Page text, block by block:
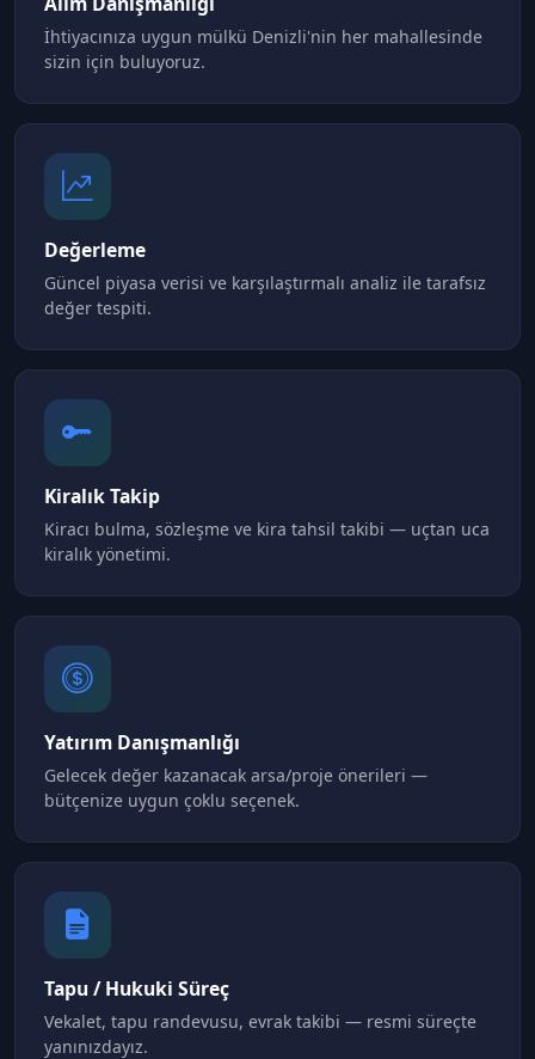
İhtiyacınıza uygun mülkü Denizli'nin her mahallesinde
sizin için buluyoruz.
Değerleme
Güncel piyasa verisi ve karşılaştırmalı analiz ile tarafsız
değer tespiti.
Kiralık Takip
Kiracı bulma, sözleşme ve kira tahsil takibi — uçtan uca
kiralık yönetimi.
Yatırım Danışmanlığı
Gelecek değer kazanacak arsa/proje önerileri —
bütçenize uygun çoklu seçenek.
Tapu / Hukuki Süreç
Vekalet, tapu randevusu, evrak takibi — resmi süreçte
yanınızdayız.